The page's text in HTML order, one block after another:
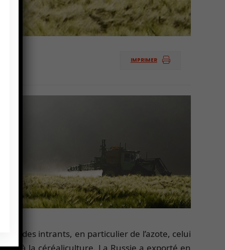
IMPRIMER
des intrants, en particulier de l’azote, celui